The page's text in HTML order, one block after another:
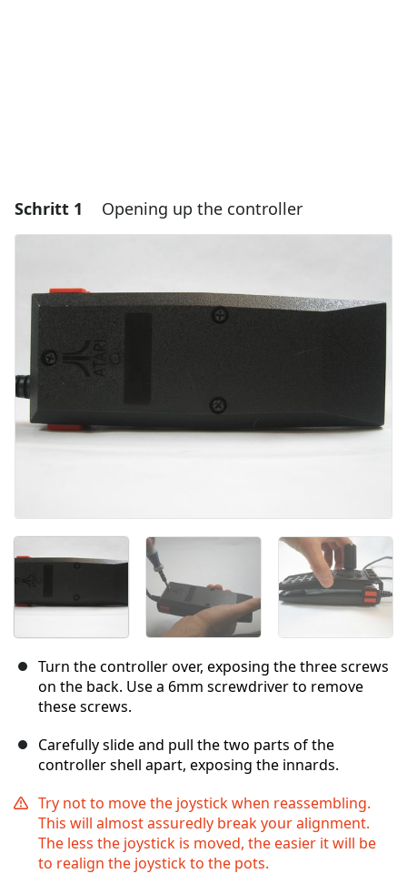
Schritt 1 Opening up the controller
Turn the controller over, exposing the three screws
on the back. Use a 6mm screwdriver to remove
these screws.
Carefully slide and pull the two parts of the
controller shell apart, exposing the innards.
Try not to move the joystick when reassembling.
This will almost assuredly break your alignment.
The less the joystick is moved, the easier it will be
to realign the joystick to the pots.